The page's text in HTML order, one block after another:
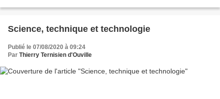
Science, technique et technologie
Publié le 07/08/2020 à 09:24
Par Thierry Ternisien d'Ouville